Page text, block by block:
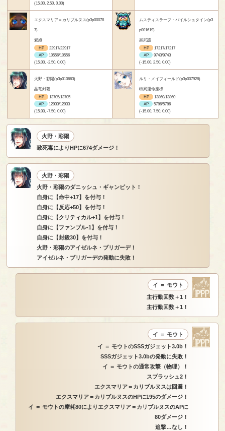
(15.00, 2.50, 0.00)
エクスマリア＝カリブルヌス(p3p00078
7)
愛娘
HP
22917/22917
AP
10556/10556
(15.00, -2.50, 0.00)
ムスティスラーフ・バイルシュタイン(p3
p001619)
黒武護
HP
17217/17217
AP
9743/9743
(-15.00, 2.50, 0.00)
火野・彩陽(p3p010663)
晶竜封殺
HP
13705/13705
AP
12933/12933
(15.00, -7.50, 0.00)
ルリ・メイフィールド(p3p007928)
特異運命座標
HP
13860/13860
AP
5786/5786
(-15.00, 7.50, 0.00)
火野・彩陽
致死毒によりHPに674ダメージ！
火野・彩陽
火野・彩陽のダニッシュ・ギャンビット！
自身に【命中+17】を付与！
自身に【反応+50】を付与！
自身に【クリティカル+1】を付与！
自身に【ファンブル-1】を付与！
自身に【封殺30】を付与！
火野・彩陽のアイゼルネ・ブリガーデ！
アイゼルネ・ブリガーデの発動に失敗！
イ ＝ モウト
主行動回数＋1！
主行動回数＋1！
イ ＝ モウト
イ ＝ モウトのSSSガジェット3.0b！
SSSガジェット3.0bの発動に失敗！
イ ＝ モウトの通常攻撃（物理）！
スプラッシュ2！
エクスマリア＝カリブルヌスは回避！
エクスマリア＝カリブルヌスのHPに195のダメージ！
イ ＝ モウトの摩耗80によりエクスマリア＝カリブルヌスのAPに
80ダメージ！
追撃…なし！